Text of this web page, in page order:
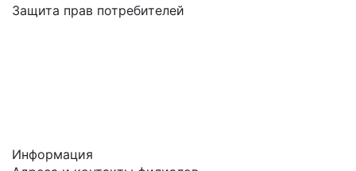
Защита прав потребителей
Информация